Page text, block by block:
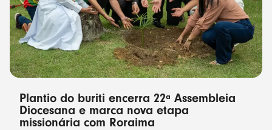
Plantio do buriti encerra 22ª Assembleia
Diocesana e marca nova etapa
missionária com Roraima